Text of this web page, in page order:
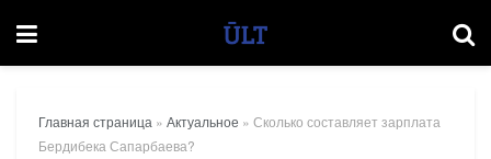
Главная страница » Актуальное » Сколько составляет зарплата
Бердибека Сапарбаева?